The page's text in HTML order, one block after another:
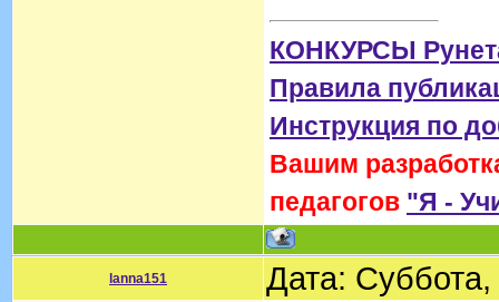
КОНКУРСЫ
Правила
Инструкция по
Вашим
педагогов "Я -
lanna151 Дата: